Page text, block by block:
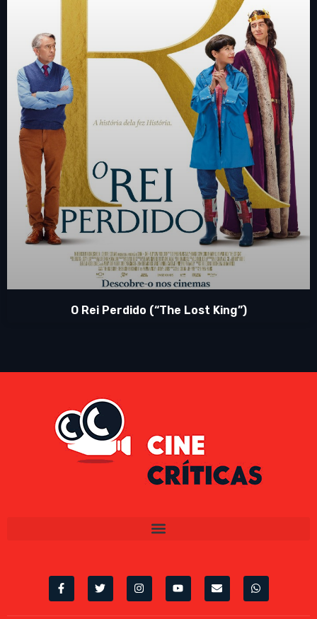
O Rei Perdido (“The Lost King”)